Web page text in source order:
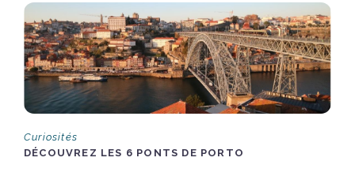
Curiosités
DÉCOUVREZ LES 6 PONTS DE PORTO